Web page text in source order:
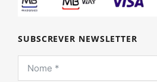
SUBSCREVER NEWSLETTER